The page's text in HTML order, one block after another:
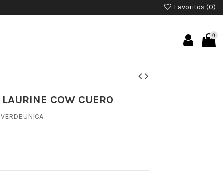
Favoritos (0)
0
COW CUERO